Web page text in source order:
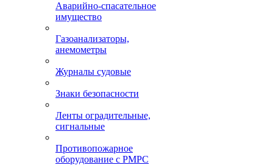
Аварийно-спасательное
имущество
Газоанализаторы,
анемометры
Журналы судовые
Знаки безопасности
Ленты оградительные,
сигнальные
Противопожарное
оборудование с РМРС